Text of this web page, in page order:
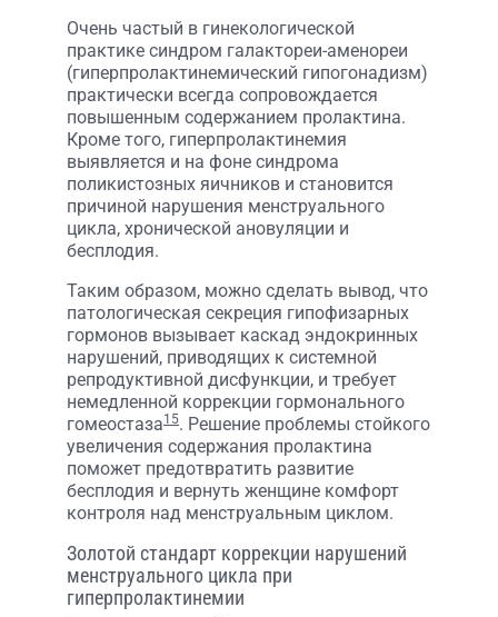
Очень частый в гинекологической
практике синдром галактореи-аменореи
(гиперпролактинемический гипогонадизм)
практически всегда сопровождается
повышенным содержанием пролактина.
Кроме того, гиперпролактинемия
выявляется и на фоне синдрома
поликистозных яичников и становится
причиной нарушения менструального
цикла, хронической ановуляции и
бесплодия.
Таким образом, можно сделать вывод, что
патологическая секреция гипофизарных
гормонов вызывает каскад эндокринных
нарушений, приводящих к системной
репродуктивной дисфункции, и требует
немедленной коррекции гормонального
гомеостаза15. Решение проблемы стойкого
увеличения содержания пролактина
поможет предотвратить развитие
бесплодия и вернуть женщине комфорт
контроля над менструальным циклом.
Золотой стандарт коррекции нарушений
менструального цикла при
гиперпролактинемии